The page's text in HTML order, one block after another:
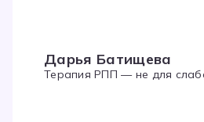
Дарья Батищева
Терапия РПП — не для